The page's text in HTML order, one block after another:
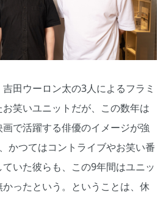
田ウーロン太の3人によるフラミ
笑いユニットだが、この数年は
で活躍する俳優のイメージが強
かつてはコントライブやお笑い番
いた彼らも、この9年間はユニッ
かったという。ということは、休